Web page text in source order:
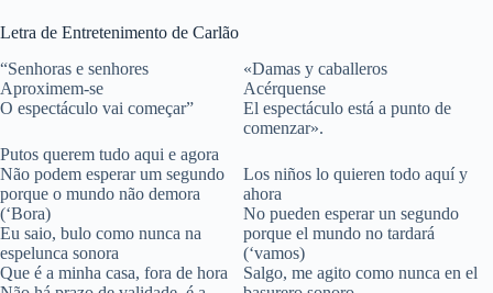
Letra de Entretenimento de Carlão
“Senhoras e senhores
Aproximem-se
O espectáculo vai começar”
Putos querem tudo aqui e agora
Não podem esperar um segundo
porque o mundo não demora
(‘Bora)
Eu saio, bulo como nunca na
espelunca sonora
Que é a minha casa, fora de hora
«Damas y caballeros
Acérquense
El espectáculo está a punto de
comenzar».
Los niños lo quieren todo aquí y
ahora
No pueden esperar un segundo
porque el mundo no tardará
(‘vamos)
Salgo, me agito como nunca en el